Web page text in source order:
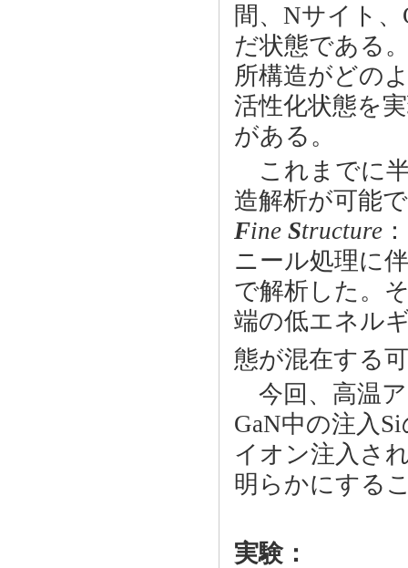
間、Nサイト
だ状態である
所構造がどの
活性化状態を
がある。
これまでに
造解析が可能
Fine Structure
ニール処理に
で解析した。
端の低エネル
態が混在する
今回、高温
GaN中の注入
イオン注入さ
明らかにする
実験：